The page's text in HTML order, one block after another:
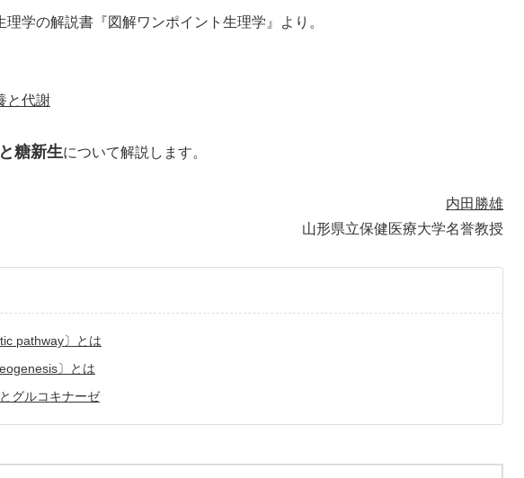
理学の解説書『図解ワンポイント生理学』より。
と代謝
糖新生について解説します。
内田勝雄
山形県立保健医療大学名誉教授
pathway〕とは
〕とは
グルコキナーゼ